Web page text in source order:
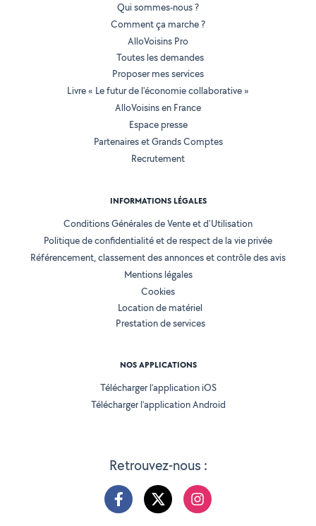
Retrouvez-nous :
Qui sommes-nous ?
Comment ça marche ?
AlloVoisins Pro
Toutes les demandes
Proposer mes services
Livre « Le futur de l'économie collaborative »
AlloVoisins en France
Espace presse
Partenaires et Grands Comptes
Recrutement
INFORMATIONS LÉGALES
Conditions Générales de Vente et d'Utilisation
Politique de confidentialité et de respect de la vie privée
Référencement, classement des annonces et contrôle des avis
Mentions légales
Cookies
Location de matériel
Prestation de services
NOS APPLICATIONS
Télécharger l’application iOS
Télécharger l’application Android